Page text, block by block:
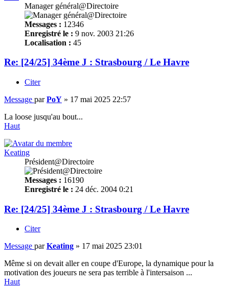
Manager général@Directoire
Messages : 12346
Enregistré le : 9 nov. 2003 21:26
Localisation : 45
Re: [24/25] 34ème J : Strasbourg / Le Havre
Citer
Message parPoY » 17 mai 2025 22:57
La loose jusqu'au bout...
Haut
Keating
Président@Directoire
Messages : 16190
Enregistré le : 24 déc. 2004 0:21
Re: [24/25] 34ème J : Strasbourg / Le Havre
Citer
Message parKeating » 17 mai 2025 23:01
Même si on devait aller en coupe d'Europe, la dynamique pour la
motivation des joueurs ne sera pas terrible à l'intersaison ...
Haut